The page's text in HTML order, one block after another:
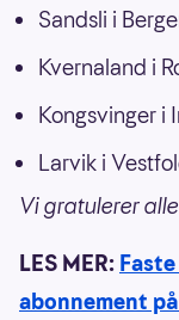
Sandsli i
Kvernaland i
Kongsvinger i
Larvik i
Vi gratulerer
LES MER:
abonnement